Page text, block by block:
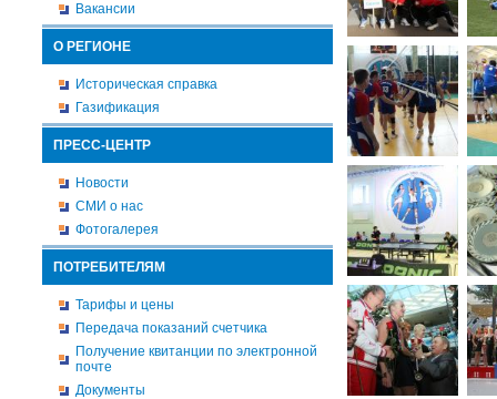
Вакансии
О РЕГИОНЕ
Историческая справка
Газификация
ПРЕСС-ЦЕНТР
Новости
СМИ о нас
Фотогалерея
ПОТРЕБИТЕЛЯМ
Тарифы и цены
Передача показаний счетчика
Получение квитанции по электронной
почте
Документы